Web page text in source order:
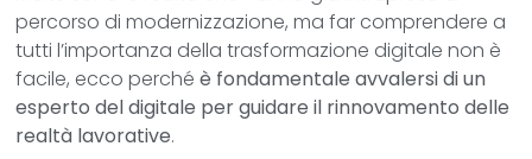
percorso di modernizzazione, ma far comprendere a
tutti l’importanza della trasformazione digitale non è
facile, ecco perché è fondamentale avvalersi di un
esperto del digitale per guidare il rinnovamento delle
realtà lavorative.